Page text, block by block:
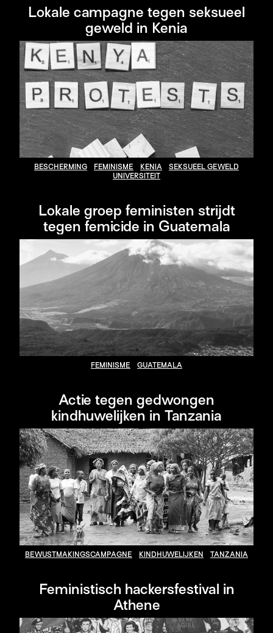
Lokale campagne tegen seksueel
geweld in Kenia
BESCHERMING FEMINISME KENIA
SEKSUEEL GEWELD
UNIVERSITEIT
Lokale groep feministen strijdt
tegen femicide in Guatemala
FEMINISME GUATEMALA
Actie tegen gedwongen
kindhuwelijken in Tanzania
BEWUSTMAKINGSCAMPAGNE KINDHUWELIJKEN TANZANIA
Feministisch hackersfestival in
Athene